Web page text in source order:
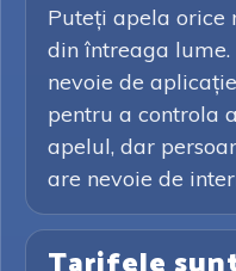
Puteți apela orice
din întreaga
nevoie de
pentru a controla
apelul, dar
are nevoie de